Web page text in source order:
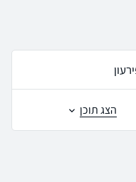
הצג תוכן